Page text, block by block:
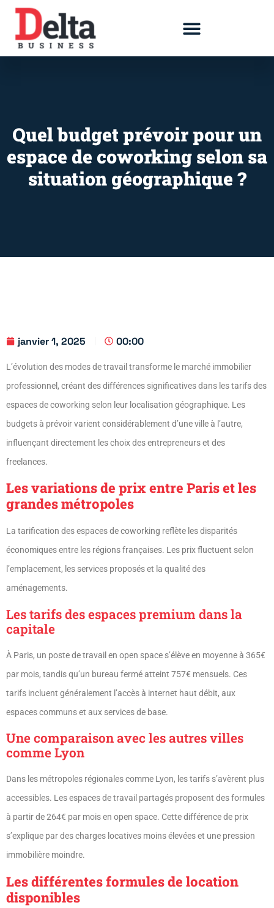
Quel budget prévoir pour un
espace de coworking selon sa
situation géographique ?
janvier 1, 2025 00:00
L’évolution des modes de travail transforme le marché immobilier
professionnel, créant des différences significatives dans les tarifs des
espaces de coworking selon leur localisation géographique. Les
budgets à prévoir varient considérablement d’une ville à l’autre,
influençant directement les choix des entrepreneurs et des
freelances.
Les variations de prix entre Paris et les
grandes métropoles
La tarification des espaces de coworking reflète les disparités
économiques entre les régions françaises. Les prix fluctuent selon
l’emplacement, les services proposés et la qualité des
aménagements.
Les tarifs des espaces premium dans la
capitale
À Paris, un poste de travail en open space s’élève en moyenne à 365€
par mois, tandis qu’un bureau fermé atteint 757€ mensuels. Ces
tarifs incluent généralement l’accès à internet haut débit, aux
espaces communs et aux services de base.
Une comparaison avec les autres villes
comme Lyon
Dans les métropoles régionales comme Lyon, les tarifs s’avèrent plus
accessibles. Les espaces de travail partagés proposent des formules
à partir de 264€ par mois en open space. Cette différence de prix
s’explique par des charges locatives moins élevées et une pression
immobilière moindre.
Les différentes formules de location
disponibles